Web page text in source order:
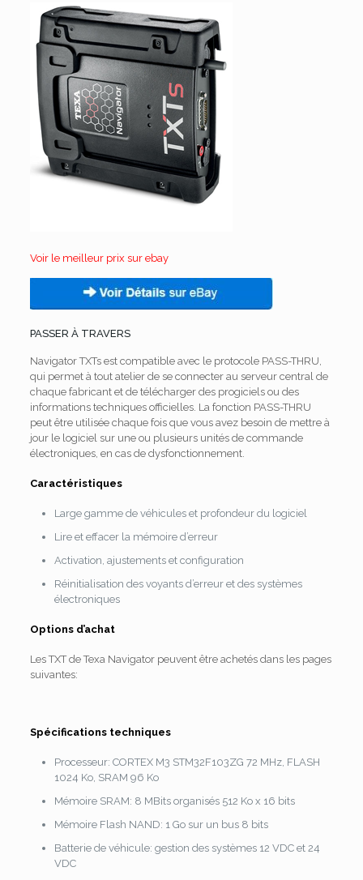
Voir le meilleur prix sur ebay
PASSER À TRAVERS
Navigator TXTs est compatible avec le protocole PASS-THRU,
qui permet à tout atelier de se connecter au serveur central de
chaque fabricant et de télécharger des progiciels ou des
informations techniques officielles. La fonction PASS-THRU
peut être utilisée chaque fois que vous avez besoin de mettre à
jour le logiciel sur une ou plusieurs unités de commande
électroniques, en cas de dysfonctionnement.
Caractéristiques
Large gamme de véhicules et profondeur du logiciel
Lire et effacer la mémoire d’erreur
Activation, ajustements et configuration
Réinitialisation des voyants d’erreur et des systèmes
électroniques
Options d’achat
Les TXT de Texa Navigator peuvent être achetés dans les pages
suivantes:
Spécifications techniques
Processeur: CORTEX M3 STM32F103ZG 72 MHz, FLASH
1024 Ko, SRAM 96 Ko
Mémoire SRAM: 8 MBits organisés 512 Ko x 16 bits
Mémoire Flash NAND: 1 Go sur un bus 8 bits
Batterie de véhicule: gestion des systèmes 12 VDC et 24
VDC